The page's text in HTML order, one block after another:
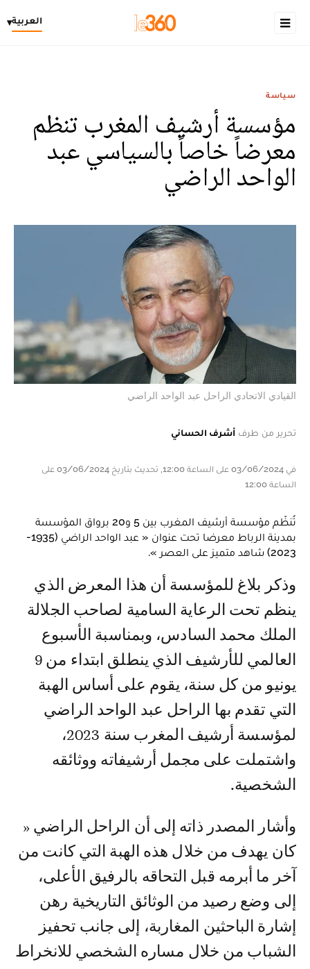
العربية▾
سياسة
مؤسسة أرشيف المغرب تنظم
معرضاً خاصاً بالسياسي عبد
الواحد الراضي
القيادي الاتحادي الراحل عبد الواحد الراضي
تحرير من طرف أشرف الحساني
في 03/06/2024 على الساعة 12:00, تحديث بتاريخ 03/06/2024 على
الساعة 12:00
تُنظّم مؤسسة أرشيف المغرب بين 5 و20 برواق المؤسسة
بمدينة الرباط معرضا تحت عنوان « عبد الواحد الراضي (1935-
2023) شاهد متميز على العصر ».
وذكر بلاغ للمؤسسة أن هذا المعرض الذي
ينظم تحت الرعاية السامية لصاحب الجلالة
الملك محمد السادس، وبمناسبة الأسبوع
العالمي للأرشيف الذي ينطلق ابتداء من 9
يونيو من كل سنة، يقوم على أساس الهبة
التي تقدم بها الراحل عبد الواحد الراضي
لمؤسسة أرشيف المغرب سنة 2023،
واشتملت على مجمل أرشيفاته ووثائقه
الشخصية.
وأشار المصدر ذاته إلى أن الراحل الراضي «
كان يهدف من خلال هذه الهبة التي كانت من
آخر ما أبرمه قبل التحاقه بالرفيق الأعلى،
إلى وضع رصيد من الوثائق التاريخية رهن
إشارة الباحثين المغاربة، إلى جانب تحفيز
الشباب من خلال مساره الشخصي للانخراط